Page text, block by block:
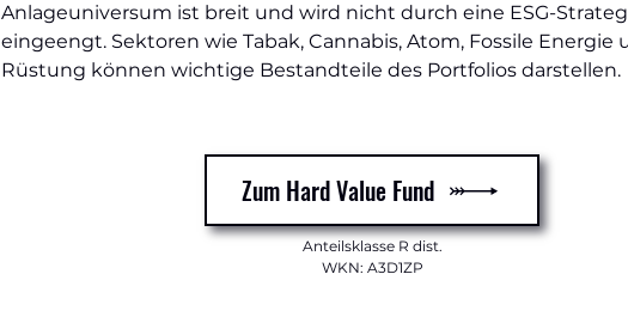
Anlageuniversum ist breit und wird nicht durch eine ESG-
eingeengt. Sektoren wie Tabak, Cannabis, Atom, Fossile Energie
Rüstung können wichtige Bestandteile des Portfolios darstellen.
Zum Hard Value Fund
Anteilsklasse R dist.
WKN: A3D1ZP